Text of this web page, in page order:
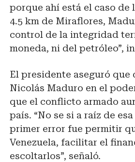
porque ahí está el caso de
4.5 km de Miraflores,
control de la integridad
moneda, ni del petróleo”,
El presidente aseguró que
Nicolás Maduro en el
que el conflicto armado
país. “No se si a raíz de
primer error fue permitir
Venezuela, facilitar el
escoltarlos”, señaló.